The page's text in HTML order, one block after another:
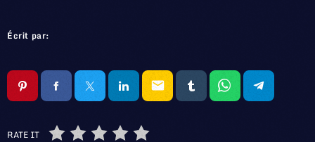
Écrit par:
email
RATE IT